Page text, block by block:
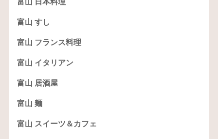
富山 日本料理
富山 すし
富山 フランス料理
富山 イタリアン
富山 居酒屋
富山 麺
富山 スイーツ＆カフェ